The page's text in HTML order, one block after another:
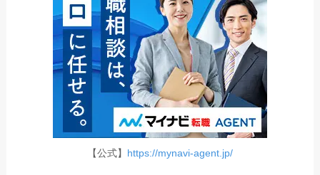
【公式】 https://mynavi-agent.jp/